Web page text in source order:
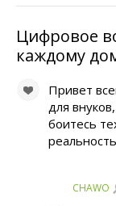
Цифровое
каждому
Привет
для
боитесь
CHAWO